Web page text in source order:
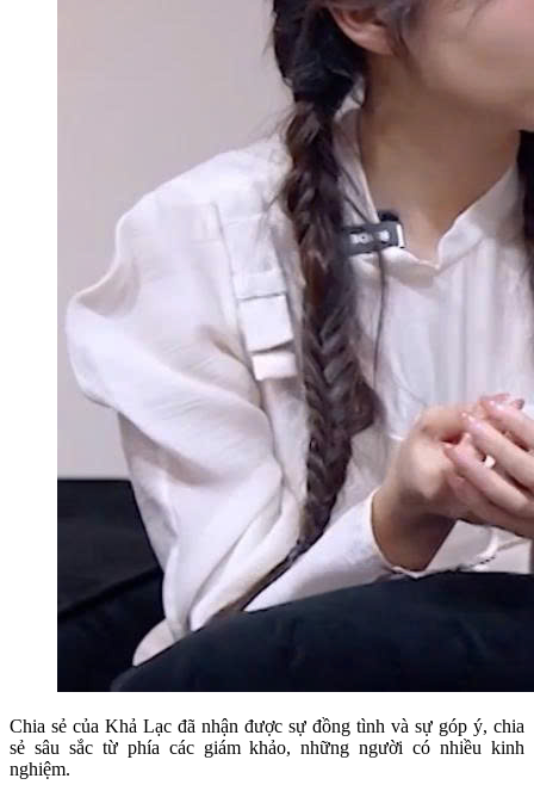
Chia sẻ của Khả Lạc đã nhận được sự đồng tình và sự góp ý, chia
sẻ sâu sắc từ phía các giám khảo, những người có nhiều kinh
nghiệm.